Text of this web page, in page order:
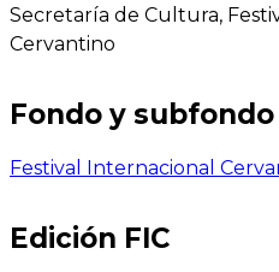
Secretaría de Cultura,
Cervantino
Fondo y subfondo
Festival Internacional
Edición FIC